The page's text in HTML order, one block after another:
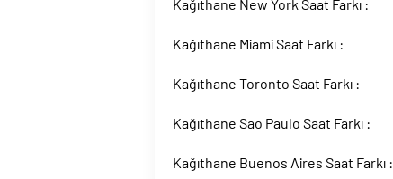
Kağıthane New York Saat Farkı :
Kağıthane Miami Saat Farkı :
Kağıthane Toronto Saat Farkı :
Kağıthane Sao Paulo Saat Farkı :
Kağıthane Buenos Aires Saat Farkı :